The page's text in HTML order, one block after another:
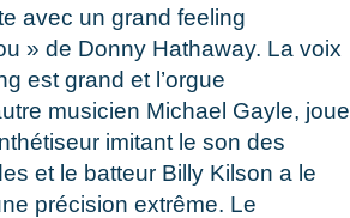
avec un grand feeling
» de Donny Hathaway. La voix
est grand et l’orgue
musicien Michael Gayle, joue
imitant le son des
et le batteur Billy Kilson a le
précision extrême. Le